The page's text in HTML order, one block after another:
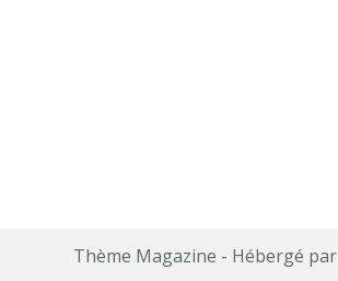
Thème Magazine - Hébergé par